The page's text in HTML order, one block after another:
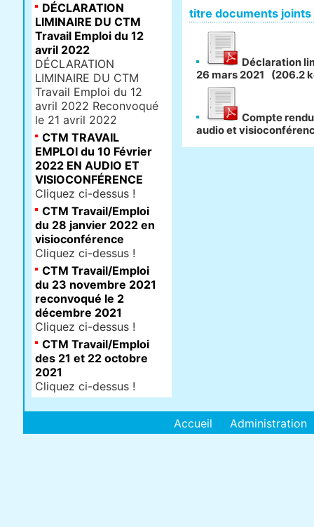
titre documents joints
Déclaration
26 mars 2021
(206.2
Compte
audio et
DÉCLARATION
LIMINAIRE DU CTM
Travail Emploi du 12
avril 2022
DÉCLARATION
LIMINAIRE DU CTM
Travail Emploi du 12
avril 2022 Reconvoqué
le 21 avril 2022
CTM TRAVAIL
EMPLOI du 10 Février
2022 EN AUDIO ET
VISIOCONFÉRENCE
Cliquez ci-dessus !
CTM Travail/Emploi
du 28 janvier 2022 en
visioconférence
Cliquez ci-dessus !
CTM Travail/Emploi
du 23 novembre 2021
reconvoqué le 2
décembre 2021
Cliquez ci-dessus !
CTM Travail/Emploi
des 21 et 22 octobre
2021
Cliquez ci-dessus !
Accueil Administration